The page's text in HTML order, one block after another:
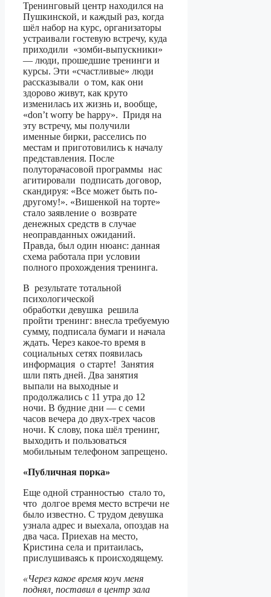
Тренинговый центр находился на
Пушкинской, и каждый раз, когда
шёл набор на курс, организаторы
устраивали гостевую встречу, куда
приходили «зомби-выпускники»
— люди, прошедшие тренинги и
курсы. Эти «счастливые» люди
рассказывали о том, как они
здорово живут, как круто
изменилась их жизнь и, вообще,
«don’t worry be happy». Придя на
эту встречу, мы получили
именные бирки, расселись по
местам и приготовились к началу
представления. После
полуторачасовой программы нас
агитировали подписать договор,
скандируя: «Все может быть по-
другому!». «Вишенкой на торте»
стало заявление о возврате
денежных средств в случае
неоправданных ожиданий.
Правда, был один нюанс: данная
схема работала при условии
полного прохождения тренинга.
В результате тотальной
психологической
обработки девушка решила
пройти тренинг: внесла требуемую
сумму, подписала бумаги и начала
ждать. Через какое-то время в
социальных сетях появилась
информация о старте! Занятия
шли пять дней. Два занятия
выпали на выходные и
продолжались с 11 утра до 12
ночи. В будние дни — с семи
часов вечера до двух-трех часов
ночи. К слову, пока шёл тренинг,
выходить и пользоваться
мобильным телефоном запрещено.
«Публичная порка»
Еще одной странностью стало то,
что долгое время место встречи не
было известно. С трудом девушка
узнала адрес и выехала, опоздав на
два часа. Приехав на место,
Кристина села и притаилась,
прислушиваясь к происходящему.
«Через какое время коуч меня
поднял, поставил в центр зала